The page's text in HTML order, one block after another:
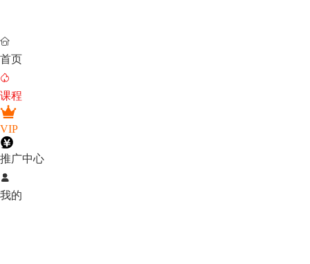

首页

课程
VIP
推广中心

我的